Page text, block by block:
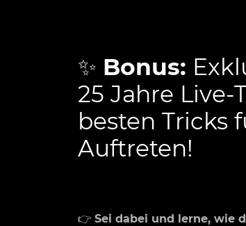
✨ Bonus:
25 Jahre Live-
besten Tricks
Auftreten!
👉 Sei dabei und lerne, wie